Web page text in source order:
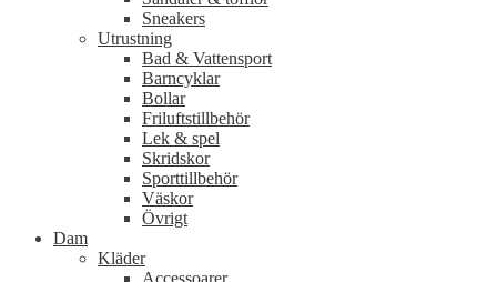
Sneakers
Utrustning
Bad & Vattensport
Barncyklar
Bollar
Friluftstillbehör
Lek & spel
Skridskor
Sporttillbehör
Väskor
Övrigt
Dam
Kläder